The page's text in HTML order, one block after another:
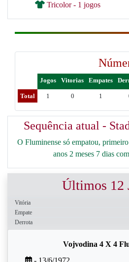
Tricolor - 1 jogos
Jogos Vitorias Empates
Total 1 0 1
Sequência atual -
O Fluminense só empatou,
anos 2 meses 7 dias
Últimos 12
Vitória
Empate
Derrota
Vojvodina 4 X 4
- 13/6/1972